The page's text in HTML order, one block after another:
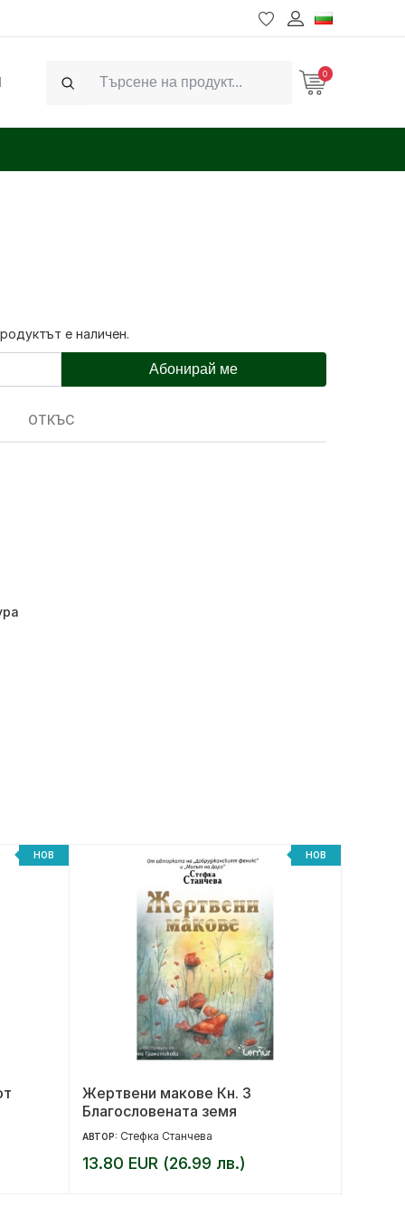
Search
0
е наличен.
Абонирай ме
ОТКЪС
НОВ НОВ
Жертвени макове Кн. 3
Благословената земя
АВТОР: Стефка Станчева
13.80 EUR (26.99 лв.)